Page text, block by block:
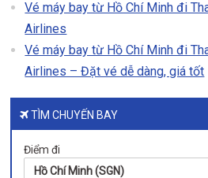
Vé máy bay từ Hồ Chí Minh đi
Airlines
Vé máy bay từ Hồ Chí Minh đi
Airlines – Đặt vé dễ dàng, giá tốt
TÌM CHUYẾN BAY
Điểm đi
Hồ Chí Minh (SGN)